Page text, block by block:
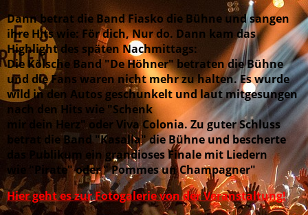
Dann betrat die Band Fiasko die Bühne und sangen
ihre Hits wie: För dich, Nur do. Dann kam das
Highlight des späten Nachmittags:
Die Kölsche Band "De Höhner" betraten die Bühne
und die Fans waren nicht mehr zu halten. Es wurde
wild in den Autos geschunkelt und laut mitgesungen
nach den Hits wie "Schenk
mir dein Herz" oder Viva Colonia. Zu guter Schluss
betrat die Band "Kasalla" die Bühne und bescherte
das Publikum ein grandioses Finale mit Liedern
wie "Pirate" oder " Pommes un Champagner"
Hier geht es zur Fotogalerie von der Veranstaltung!